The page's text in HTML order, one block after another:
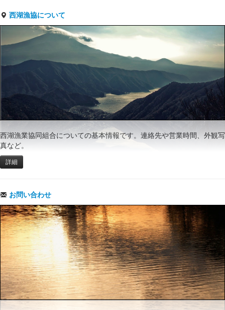
西湖漁協について
西湖漁業協同組合についての基本情報です。連絡先や営業時間、外観写
真など。
詳細
お問い合わせ